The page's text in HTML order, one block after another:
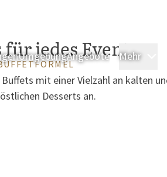
UmgebungAngebote Mehr
jedes Event
mit einer Vielzahl an kalten
Desserts an.